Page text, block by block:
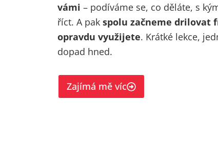
vámi – podíváme se, co děláte, s
říct. A pak spolu začneme drilovat
opravdu využijete. Krátké lekce,
dopad hned.
Zajímá mě víc